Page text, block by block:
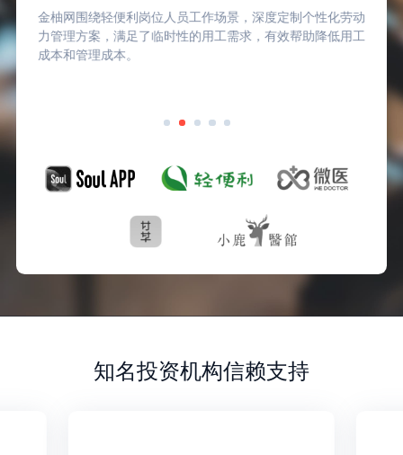
金柚网围绕轻便利岗位人员工作场景，深度定制个性化劳动
力管理方案，满足了临时性的用工需求，有效帮助降低用工
成本和管理成本。
知名投资机构信赖支持